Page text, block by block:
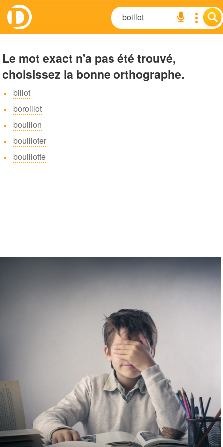
Le mot exact n'a pas été trouvé,
choisissez la bonne orthographe.
billot
boroillot
bouillon
bouilloter
bouillotte